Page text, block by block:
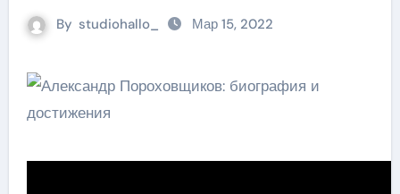
By studiohallo_ Мар 15, 2022